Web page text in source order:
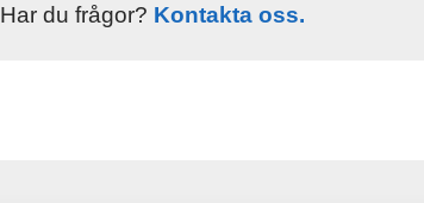
Har du frågor? Kontakta oss.